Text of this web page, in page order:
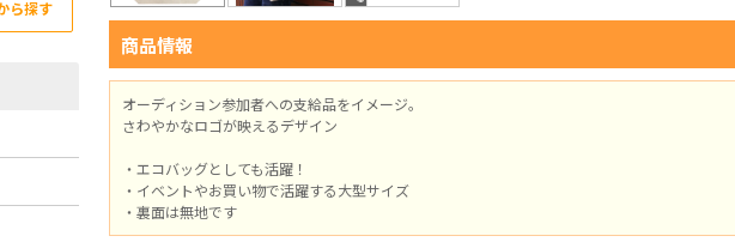
ら探す
商品情報
オーディション参加者への支給品をイメージ。
さわやかなロゴが映えるデザイン
・エコバッグとしても活躍！
・イベントやお買い物で活躍する大型サイズ
・裏面は無地です